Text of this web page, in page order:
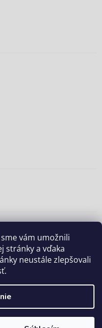
vám umožnili
stránky a vďaka
neustále zlepšovali
vyhradené.